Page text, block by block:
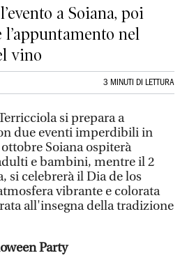
a Soiana, poi
l’appuntamento nel
vino
3 MINUTI DI LETTURA
si prepara a
due eventi imperdibili in
Soiana ospiterà
e bambini, mentre il 2
si celebrerà il Dia de los
vibrante e colorata
all'insegna della tradizione
Party